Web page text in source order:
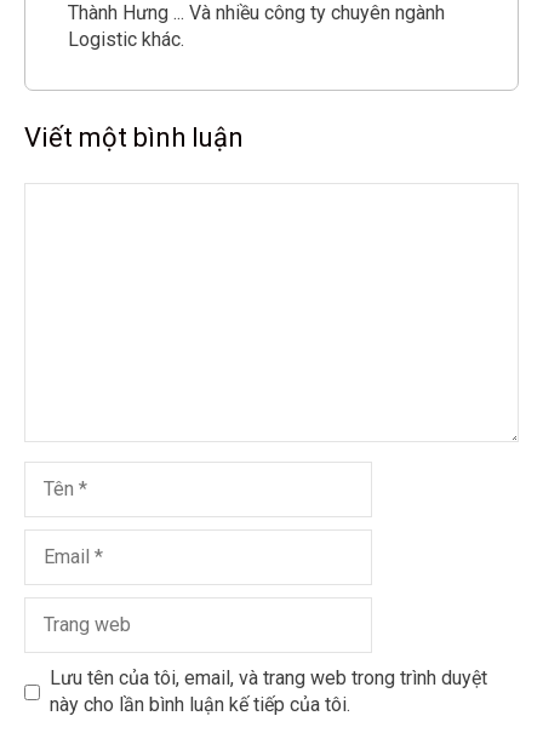
Thành Hưng ... Và nhiều công ty chuyên ngành
Logistic khác.
Viết một bình luận
Lưu tên của tôi, email, và trang web trong trình duyệt
này cho lần bình luận kế tiếp của tôi.